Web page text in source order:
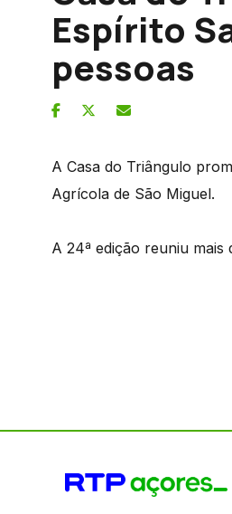
Espírito
pessoas
A Casa do Triângulo
Agrícola de São Miguel.
A 24ª edição reuniu mais